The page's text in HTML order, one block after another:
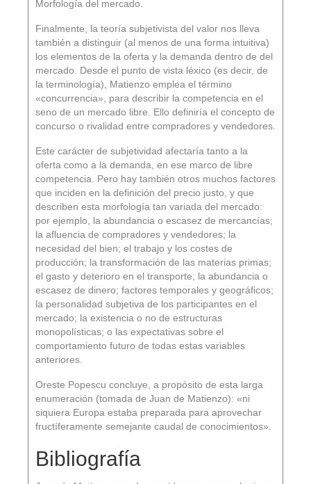
Morfología del mercado.
Finalmente, la teoría subjetivista del valor nos lleva
también a distinguir (al menos de una forma intuitiva)
los elementos de la oferta y la demanda dentro de del
mercado. Desde el punto de vista léxico (es decir, de
la terminología), Matienzo emplea el término
«concurrencia», para describir la competencia en el
seno de un mercado libre. Ello definiría el concepto de
concurso o rivalidad entre compradores y vendedores.
Este carácter de subjetividad afectaría tanto a la
oferta como a la demanda, en ese marco de libre
competencia. Pero hay también otros muchos factores
que inciden en la definición del precio justo, y que
describen esta morfología tan variada del mercado:
por ejemplo, la abundancia o escasez de mercancías;
la afluencia de compradores y vendedores; la
necesidad del bien; el trabajo y los costes de
producción; la transformación de las materias primas;
el gasto y deterioro en el transporte; la abundancia o
escasez de dinero; factores temporales y geográficos;
la personalidad subjetiva de los participantes en el
mercado; la existencia o no de estructuras
monopolísticas; o las expectativas sobre el
comportamiento futuro de todas estas variables
anteriores.
Oreste Popescu concluye, a propósito de esta larga
enumeración (tomada de Juan de Matienzo): «ni
siquiera Europa estaba preparada para aprovechar
fructíferamente semejante caudal de conocimientos».
Bibliografía